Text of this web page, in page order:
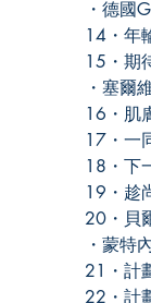
・德國
14・年
15・期
・塞爾
16・肌
17・一
18・下
19・趁
20・貝
・蒙特
21・計
22・計